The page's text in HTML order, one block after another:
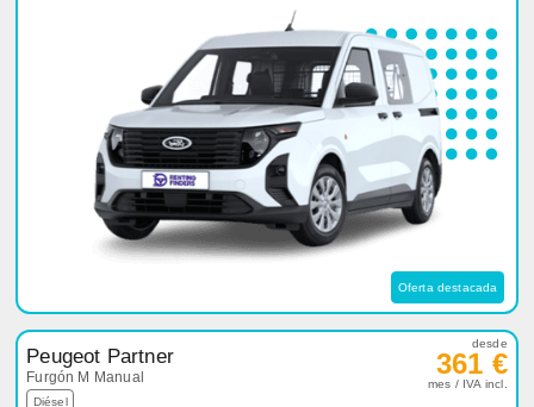
Oferta destacada
Peugeot Partner
Furgón M Manual
Diésel
desde
361 €
mes / IVA incl.